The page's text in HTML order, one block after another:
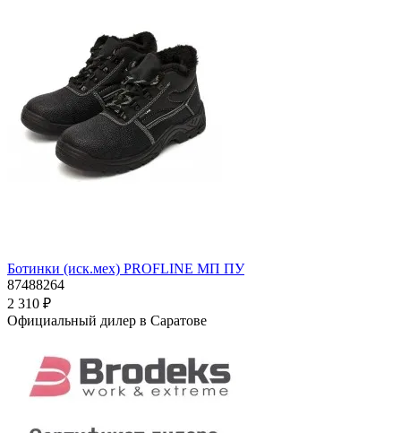
Ботинки (иск.мех) PROFLINE МП ПУ
87488264
2 310 ₽
Официальный дилер в Саратове